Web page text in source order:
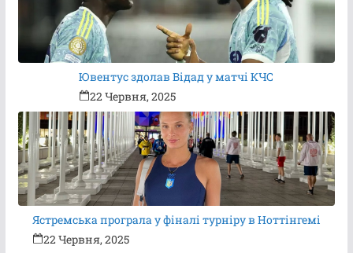
Ювентус здолав Відад у матчі КЧС
22 Червня, 2025
Ястремська програла у фіналі турніру в Ноттінгемі
22 Червня, 2025